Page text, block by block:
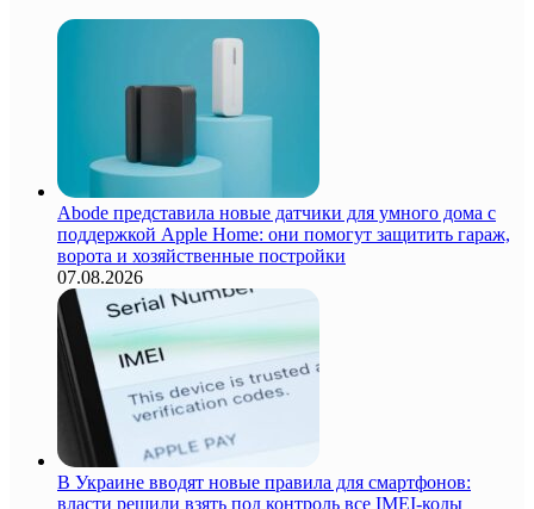
Abode представила новые датчики для умного дома с
поддержкой Apple Home: они помогут защитить гараж,
ворота и хозяйственные постройки
07.08.2026
В Украине вводят новые правила для смартфонов:
власти решили взять под контроль все IMEI-коды